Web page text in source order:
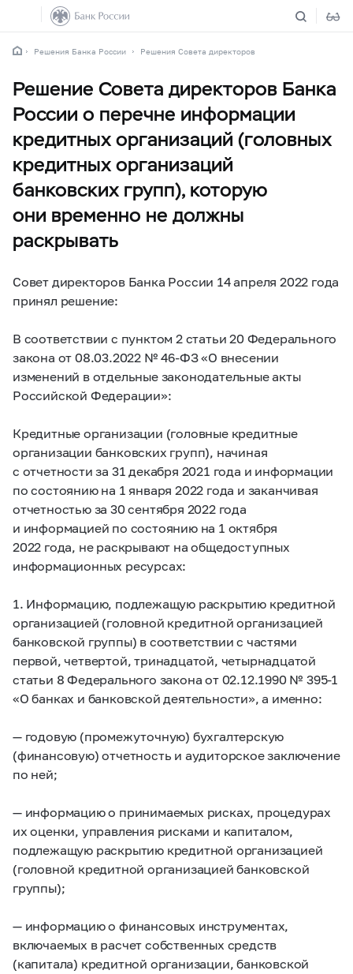
Решения Банка России Решения Совета директоров
Решение Совета директоров Банка
России о перечне информации
кредитных организаций (головных
кредитных организаций
банковских групп), которую
они временно не должны
раскрывать
Совет директоров Банка России 14 апреля 2022 года
принял решение:
В соответствии с пунктом 2 статьи 20 Федерального
закона от 08.03.2022 №46-ФЗ«О внесении
изменений в отдельные законодательные акты
Российской Федерации»:
Кредитные организации (головные кредитные
организации банковских групп), начиная
с отчетности за 31 декабря 2021 года и информации
по состоянию на 1 января 2022 года и заканчивая
отчетностью за 30 сентября 2022 года
и информацией по состоянию на 1 октября
2022 года, не раскрывают на общедоступных
информационных ресурсах:
1. Информацию, подлежащую раскрытию кредитной
организацией (головной кредитной организацией
банковской группы) в соответствии с частями
первой, четвертой, тринадцатой, четырнадцатой
статьи 8 Федерального закона от 02.12.1990 № 395-1
«О банках и банковской деятельности», а именно:
— годовую (промежуточную) бухгалтерскую
(финансовую) отчетность и аудиторское заключение
по ней;
— информацию о принимаемых рисках, процедурах
их оценки, управления рисками и капиталом,
подлежащую раскрытию кредитной организацией
(головной кредитной организацией банковской
группы);
— информацию о финансовых инструментах,
включаемых в расчет собственных средств
(капитала) кредитной организации, банковской